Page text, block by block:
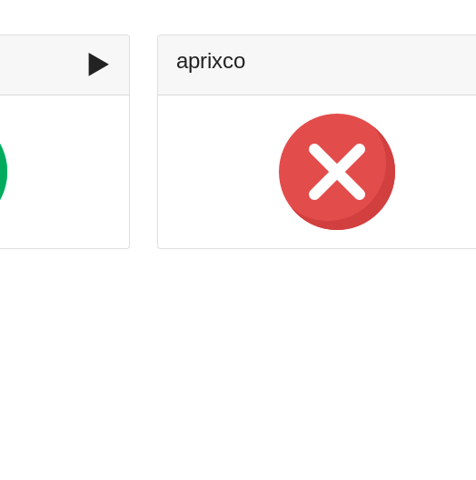
▶️ aprixco